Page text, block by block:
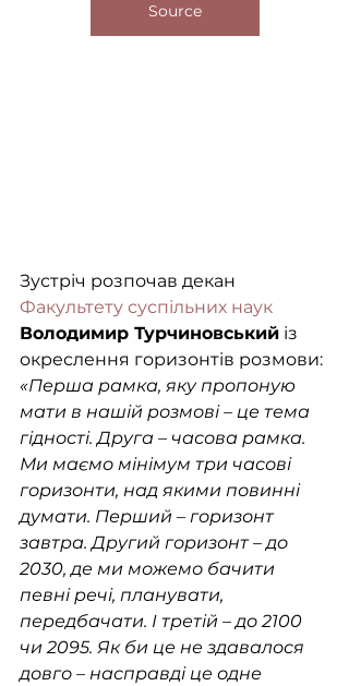
Source
Зустріч розпочав декан
Факультету суспільних наук
Володимир Турчиновський із
окреслення горизонтів розмови:
«Перша рамка, яку пропоную
мати в нашій розмові – це тема
гідності. Друга – часова рамка.
Ми маємо мінімум три часові
горизонти, над якими повинні
думати. Перший – горизонт
завтра. Другий горизонт – до
2030, де ми можемо бачити
певні речі, планувати,
передбачати. І третій – до 2100
чи 2095. Як би це не здавалося
довго – насправді це одне